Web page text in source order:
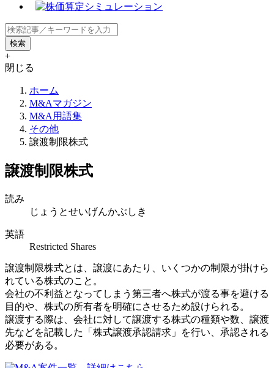
+
閉じる
ホーム
M&Aマガジン
M&A用語集
その他
譲渡制限株式
譲渡制限株式
読み
じょうとせいげんかぶしき
英語
Restricted Shares
譲渡制限株式とは、譲渡にあたり、いくつかの制限が掛けら
れている株式のこと。
会社の不利益となってしまう第三者へ株式が渡る事を避ける
目的や、株式の所有者を明確にさせるため設けられる。
譲渡する際は、会社に対して譲渡する株式の種類や数、譲渡
先などを記載した「株式譲渡承認請求」を行い、承認される
必要がある。